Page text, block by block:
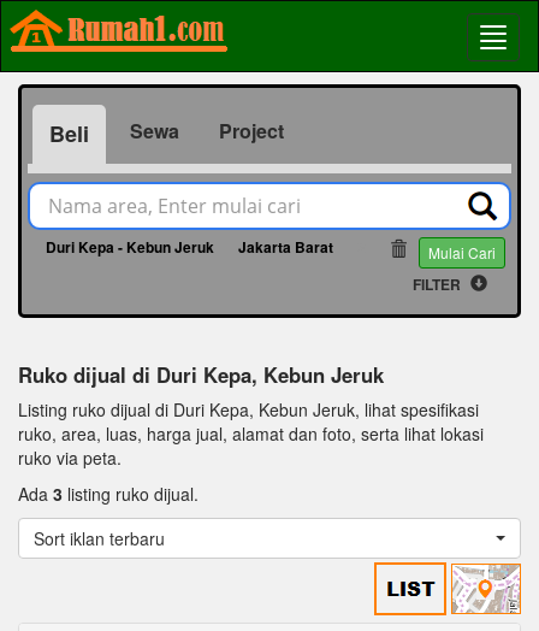
Beli Sewa Project
Duri Kepa - Kebun Jeruk Jakarta Barat Mulai Cari
FILTER
Ruko dijual di Duri Kepa, Kebun Jeruk
Listing ruko dijual di Duri Kepa, Kebun Jeruk, lihat spesifikasi
ruko, area, luas, harga jual, alamat dan foto, serta lihat lokasi
ruko via peta.
Ada 3 listing ruko dijual.
Sort iklan terbaru